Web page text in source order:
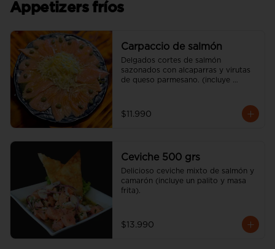
Appetizers fríos
Carpaccio de salmón
Delgados cortes de salmón
sazonados con alcaparras y virutas
de queso parmesano. (incluye
$11.990
Ceviche 500 grs
Delicioso ceviche mixto de salmón y
camarón (incluye un palito y masa
frita).
$13.990